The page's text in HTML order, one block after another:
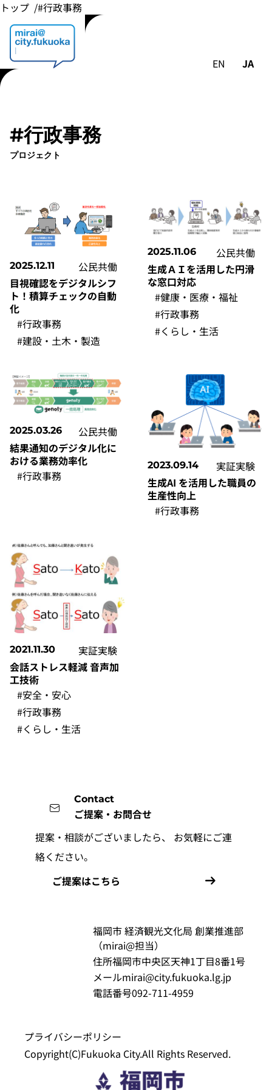
EN JA
トップ #行政事務
#行政事務
プロジェクト
2025.12.11
公民共働
目視確認をデジタルシフ
ト！積算チェックの自動
化
#行政事務
#建設・土木・製造
2025.11.06
公民共働
生成ＡＩを活用した円滑
な窓口対応
#健康・医療・福祉
#行政事務
#くらし・生活
2025.03.26
公民共働
結果通知のデジタル化に
おける業務効率化
#行政事務
2023.09.14
実証実験
生成AI を活用した職員の
生産性向上
#行政事務
2021.11.30
実証実験
会話ストレス軽減 音声加
工技術
#安全・安心
#行政事務
#くらし・生活
Contact
ご提案・お問合せ
提案・相談がございましたら、
お気軽にご連
絡ください。
ご提案はこちら
福岡市 経済観光文化局 創業推進部
（mirai@担当）
住所福岡市中央区天神1丁目8番1号
メールmirai@city.fukuoka.lg.jp
電話番号092-711-4959
プライバシーポリシー
Copyright(C)Fukuoka City.All Rights Reserved.